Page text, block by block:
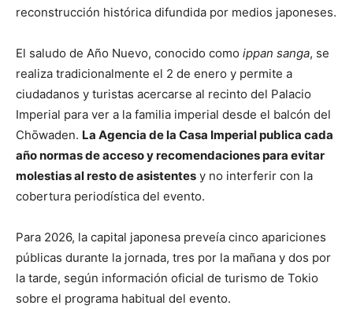
reconstrucción histórica difundida por medios japoneses.
El saludo de Año Nuevo, conocido como ippan sanga, se
realiza tradicionalmente el 2 de enero y permite a
ciudadanos y turistas acercarse al recinto del Palacio
Imperial para ver a la familia imperial desde el balcón del
Chōwaden. La Agencia de la Casa Imperial publica cada
año normas de acceso y recomendaciones para evitar
molestias al resto de asistentes y no interferir con la
cobertura periodística del evento.
Para 2026, la capital japonesa preveía cinco apariciones
públicas durante la jornada, tres por la mañana y dos por
la tarde, según información oficial de turismo de Tokio
sobre el programa habitual del evento.